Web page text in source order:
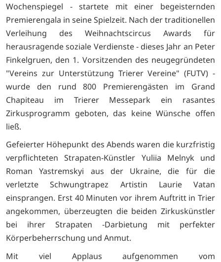
Wochenspiegel - startete mit einer begeisternden
Premierengala in seine Spielzeit. Nach der traditionellen
Verleihung des Weihnachtscircus Awards für
herausragende soziale Verdienste - dieses Jahr an Peter
Finkelgruen, den 1. Vorsitzenden des neugegründeten
"Vereins zur Unterstützung Trierer Vereine" (FUTV) -
wurde den rund 800 Premierengästen im Grand
Chapiteau im Trierer Messepark ein rasantes
Zirkusprogramm geboten, das keine Wünsche offen
ließ.
Gefeierter Höhepunkt des Abends waren die kurzfristig
verpflichteten Strapaten-Künstler Yuliia Melnyk und
Roman Yastremskyi aus der Ukraine, die für die
verletzte Schwungtrapez Artistin Laurie Vatan
einsprangen. Erst 40 Minuten vor ihrem Auftritt in Trier
angekommen, überzeugten die beiden Zirkuskünstler
bei ihrer Strapaten -Darbietung mit perfekter
Körperbeherrschung und Anmut.
Mit viel Applaus aufgenommen vom